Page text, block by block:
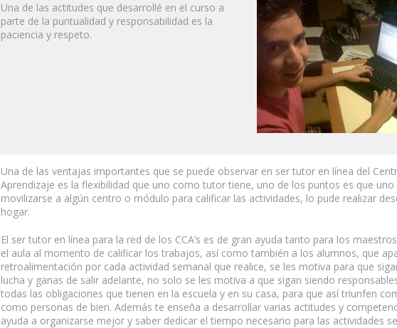
Una de las actitudes que desarrollé en el curso a
parte de la puntualidad y responsabilidad es la
paciencia y respeto.
Una de las ventajas importantes que se puede observar en ser tutor en línea del
Aprendizaje es la flexibilidad que uno como tutor tiene, uno de los puntos es que
movilizarse a algún centro o módulo para calificar las actividades, lo pude realizar
hogar.
El ser tutor en línea para la red de los CCA’s es de gran ayuda tanto para los
el aula al momento de calificar los trabajos, así como también a los alumnos, que
retroalimentación por cada actividad semanal que realice, se les motiva para que
lucha y ganas de salir adelante, no solo se les motiva a que sigan siendo
todas las obligaciones que tienen en la escuela y en su casa, para que así triunfen
como personas de bien. Además te enseña a desarrollar varias actitudes y
ayuda a organizarse mejor y saber dedicar el tiempo necesario para las actividades